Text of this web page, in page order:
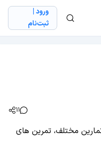
ورود |
ثبت‌نام
11
مختلف، تمرین های